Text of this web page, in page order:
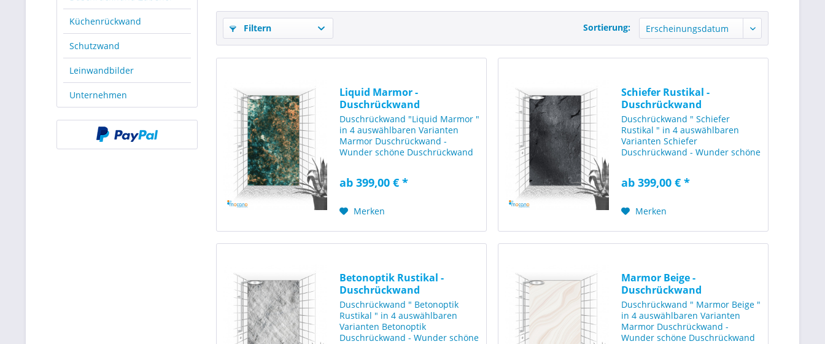
Küchenrückwand
Schutzwand
Leinwandbilder
Unternehmen
Filtern Sortierung:
Liquid Marmor -
Duschrückwand
[120x210cm]
Duschrückwand "Liquid Marmor "
in 4 auswählbaren Varianten
Marmor Duschrückwand -
Wunder schöne Duschrückwand
wirkt sehr stilsicher und
Optik von...
ab 399,00 € *
Merken
Schiefer Rustikal -
Duschrückwand
[120x210cm]
Duschrückwand " Schiefer
Rustikal " in 4 auswählbaren
Varianten Schiefer
Duschrückwand - Wunder schöne
2100mm BxH) mit einer rustikalen
für neutrale...
ab 399,00 € *
Merken
Betonoptik Rustikal -
Duschrückwand
[120x210cm]
Duschrückwand " Betonoptik
Rustikal " in 4 auswählbaren
Varianten Betonoptik
Duschrückwand - Wunder schöne
Marmor Beige -
Duschrückwand
[120x210cm]
Duschrückwand " Marmor Beige "
in 4 auswählbaren Varianten
Marmor Duschrückwand -
Wunder schöne Duschrückwand